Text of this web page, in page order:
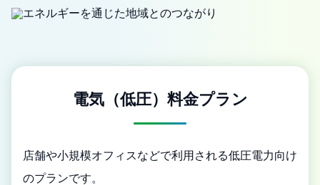
電気（低圧）料金プラン
店舗や小規模オフィスなどで利用される低圧電力向け
のプランです。